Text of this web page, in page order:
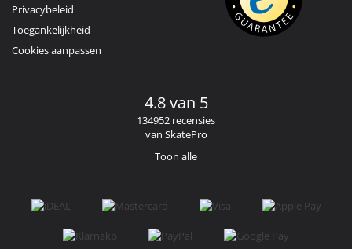
Privacybeleid
Toegankelijkheid
Cookies aanpassen
4.8 van 5
134952 recensies
van SkatePro
Toon alle